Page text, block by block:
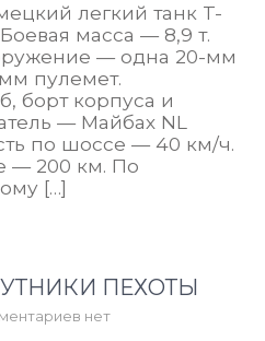
легкий танк T-
Боевая масса — 8,9 т.
— одна 20-мм
пулемет.
борт корпуса и
— Майбах NL
по шоссе — 40 км/ч.
— 200 км. По
[…]
ПЕХОТЫ
нет